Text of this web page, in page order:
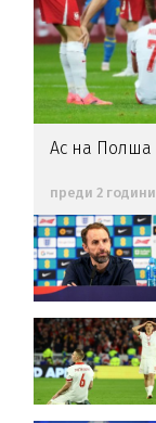
Ас на Полша
преди 2 години